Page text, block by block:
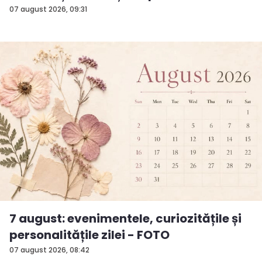
07 august 2026, 09:31
surp...
07 august 2026, 08:42
7 august: evenimentele, curiozitățile și
personalitățile zilei - FOTO